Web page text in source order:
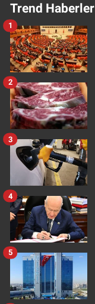
Trend Haberler
1
2
3
4
5